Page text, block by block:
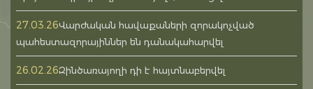
27.03.26Վարժական հավաքաների զորակոչված
պահեստազորայիններ են դանակահարվել
26.02.26Զինծառայողի դի է հայտնաբերվել